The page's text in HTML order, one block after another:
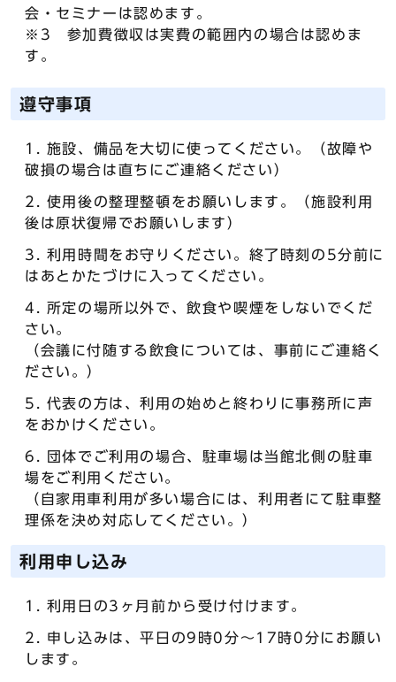
会・セミナーは認めます。
※3 参加費徴収は実費の範囲内の場合は認めま
す。
遵守事項
施設、備品を大切に使ってください。（故障や
破損の場合は直ちにご連絡ください）
使用後の整理整頓をお願いします。（施設利用
後は原状復帰でお願いします）
利用時間をお守りください。終了時刻の5分前に
はあとかたづけに入ってください。
所定の場所以外で、飲食や喫煙をしないでくだ
さい。
（会議に付随する飲食については、事前にご連絡く
ださい。）
代表の方は、利用の始めと終わりに事務所に声
をおかけください。
団体でご利用の場合、駐車場は当館北側の駐車
場をご利用ください。
（自家用車利用が多い場合には、利用者にて駐車整
理係を決め対応してください。）
利用申し込み
利用日の3ヶ月前から受け付けます。
申し込みは、平日の9時0分～17時0分にお願い
します。